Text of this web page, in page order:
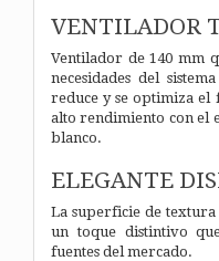
VENTILADOR
Ventilador de 140 mm
necesidades del
reduce y se optimiza el
alto rendimiento con el
blanco.
ELEGANTE
La superficie de
un toque distintivo
fuentes del mercado.